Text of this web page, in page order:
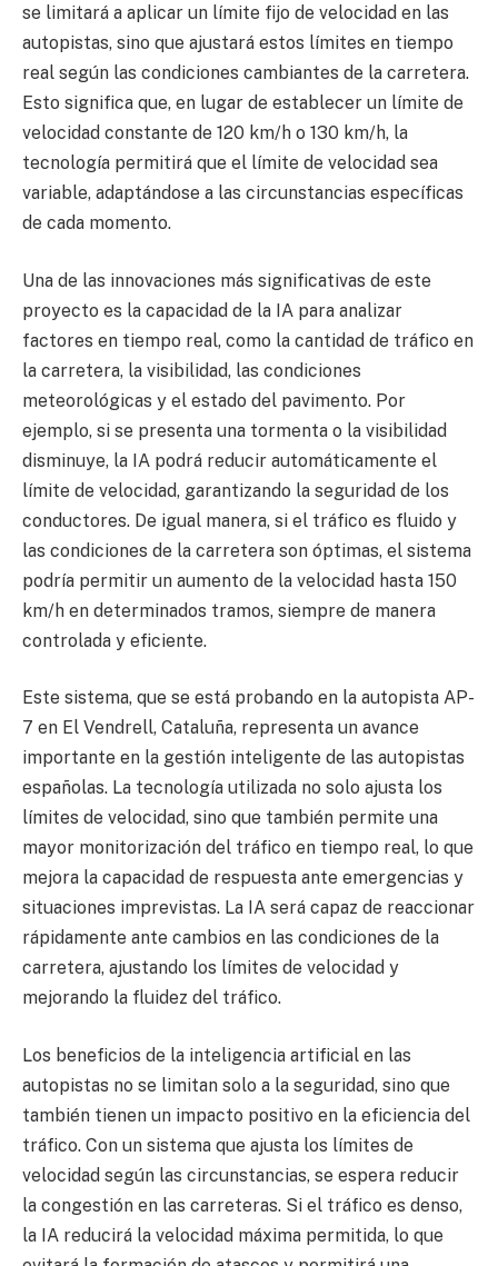
se limitará a aplicar un límite fijo de velocidad en las
autopistas, sino que ajustará estos límites en tiempo
real según las condiciones cambiantes de la carretera.
Esto significa que, en lugar de establecer un límite de
velocidad constante de 120 km/h o 130 km/h, la
tecnología permitirá que el límite de velocidad sea
variable, adaptándose a las circunstancias específicas
de cada momento.
Una de las innovaciones más significativas de este
proyecto es la capacidad de la IA para analizar
factores en tiempo real, como la cantidad de tráfico en
la carretera, la visibilidad, las condiciones
meteorológicas y el estado del pavimento. Por
ejemplo, si se presenta una tormenta o la visibilidad
disminuye, la IA podrá reducir automáticamente el
límite de velocidad, garantizando la seguridad de los
conductores. De igual manera, si el tráfico es fluido y
las condiciones de la carretera son óptimas, el sistema
podría permitir un aumento de la velocidad hasta 150
km/h en determinados tramos, siempre de manera
controlada y eficiente.
Este sistema, que se está probando en la autopista AP-
7 en El Vendrell, Cataluña, representa un avance
importante en la gestión inteligente de las autopistas
españolas. La tecnología utilizada no solo ajusta los
límites de velocidad, sino que también permite una
mayor monitorización del tráfico en tiempo real, lo que
mejora la capacidad de respuesta ante emergencias y
situaciones imprevistas. La IA será capaz de reaccionar
rápidamente ante cambios en las condiciones de la
carretera, ajustando los límites de velocidad y
mejorando la fluidez del tráfico.
Los beneficios de la inteligencia artificial en las
autopistas no se limitan solo a la seguridad, sino que
también tienen un impacto positivo en la eficiencia del
tráfico. Con un sistema que ajusta los límites de
velocidad según las circunstancias, se espera reducir
la congestión en las carreteras. Si el tráfico es denso,
la IA reducirá la velocidad máxima permitida, lo que